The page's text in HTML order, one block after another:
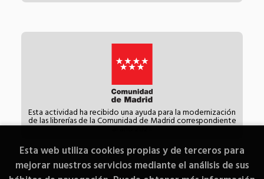
Esta actividad ha recibido una ayuda para la modernización
de las librerías de la Comunidad de Madrid correspondiente
al año 2021.
Esta web utiliza cookies propias y de terceros para
mejorar nuestros servicios mediante el análisis de sus